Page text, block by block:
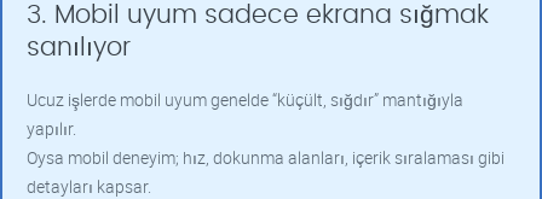
3. Mobil uyum sadece ekrana sığmak
sanılıyor
Ucuz işlerde mobil uyum genelde “küçült, sığdır” mantığıyla
yapılır.
Oysa mobil deneyim; hız, dokunma alanları, içerik sıralaması gibi
detayları kapsar.